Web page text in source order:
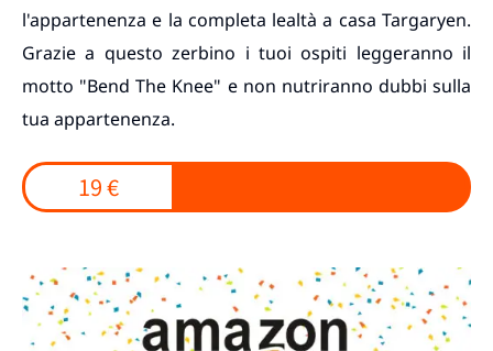
l'appartenenza e la completa lealtà a casa Targaryen.
Grazie a questo zerbino i tuoi ospiti leggeranno il
motto "Bend The Knee" e non nutriranno dubbi sulla
tua appartenenza.
19 €